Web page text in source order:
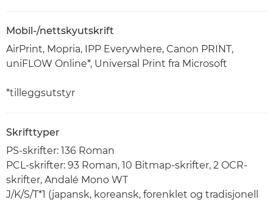
Mobil-/nettskyutskrift
AirPrint, Mopria, IPP Everywhere, Canon PRINT,
uniFLOW Online*, Universal Print fra Microsoft
*tilleggsutstyr
Skrifttyper
PS-skrifter: 136 Roman
PCL-skrifter: 93 Roman, 10 Bitmap-skrifter, 2 OCR-
skrifter, Andalé Mono WT
J/K/S/T*1 (japansk, koreansk, forenklet og tradisjonell